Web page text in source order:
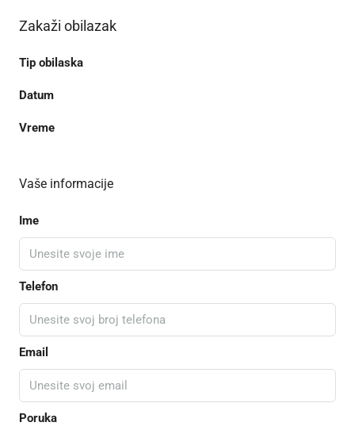
Zakaži obilazak
Tip obilaska
Datum
Vreme
Vaše informacije
Ime
Telefon
Email
Poruka